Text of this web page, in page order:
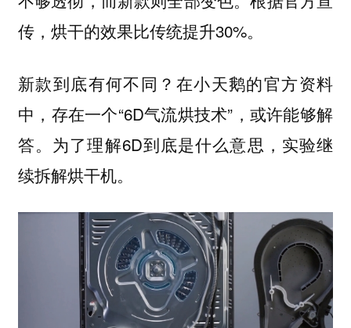
传，烘干的效果比传统提升30%。
新款到底有何不同？在小天鹅的官方资料
中，存在一个“6D气流烘技术”，或许能够解
答。为了理解6D到底是什么意思，实验继
续拆解烘干机。